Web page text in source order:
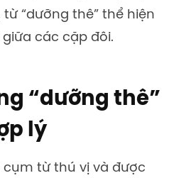
“dưỡng thê” thể hiện
các cặp đôi.
“dưỡng thê”
lý
cụm từ thú vị và được